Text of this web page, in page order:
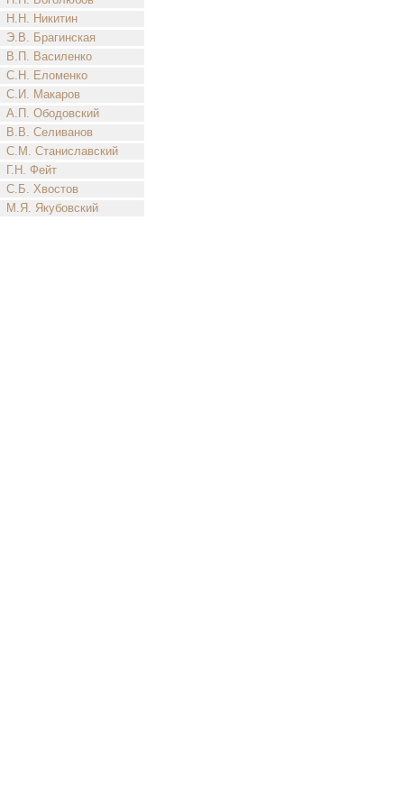
Н.Н. Никитин
Э.В. Брагинская
В.П. Василенко
С.Н. Еломенко
С.И. Макаров
А.П. Ободовский
В.В. Селиванов
С.М. Станиславский
Г.Н. Фейт
С.Б. Хвостов
М.Я. Якубовский